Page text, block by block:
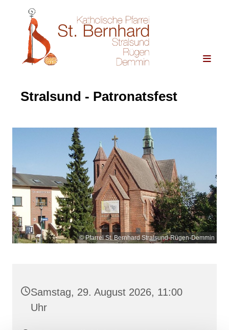
Stralsund - Patronatsfest
© Pfarrei St. Bernhard Stralsund-Rügen-Demmin
Samstag, 29. August 2026, 11:00
Uhr